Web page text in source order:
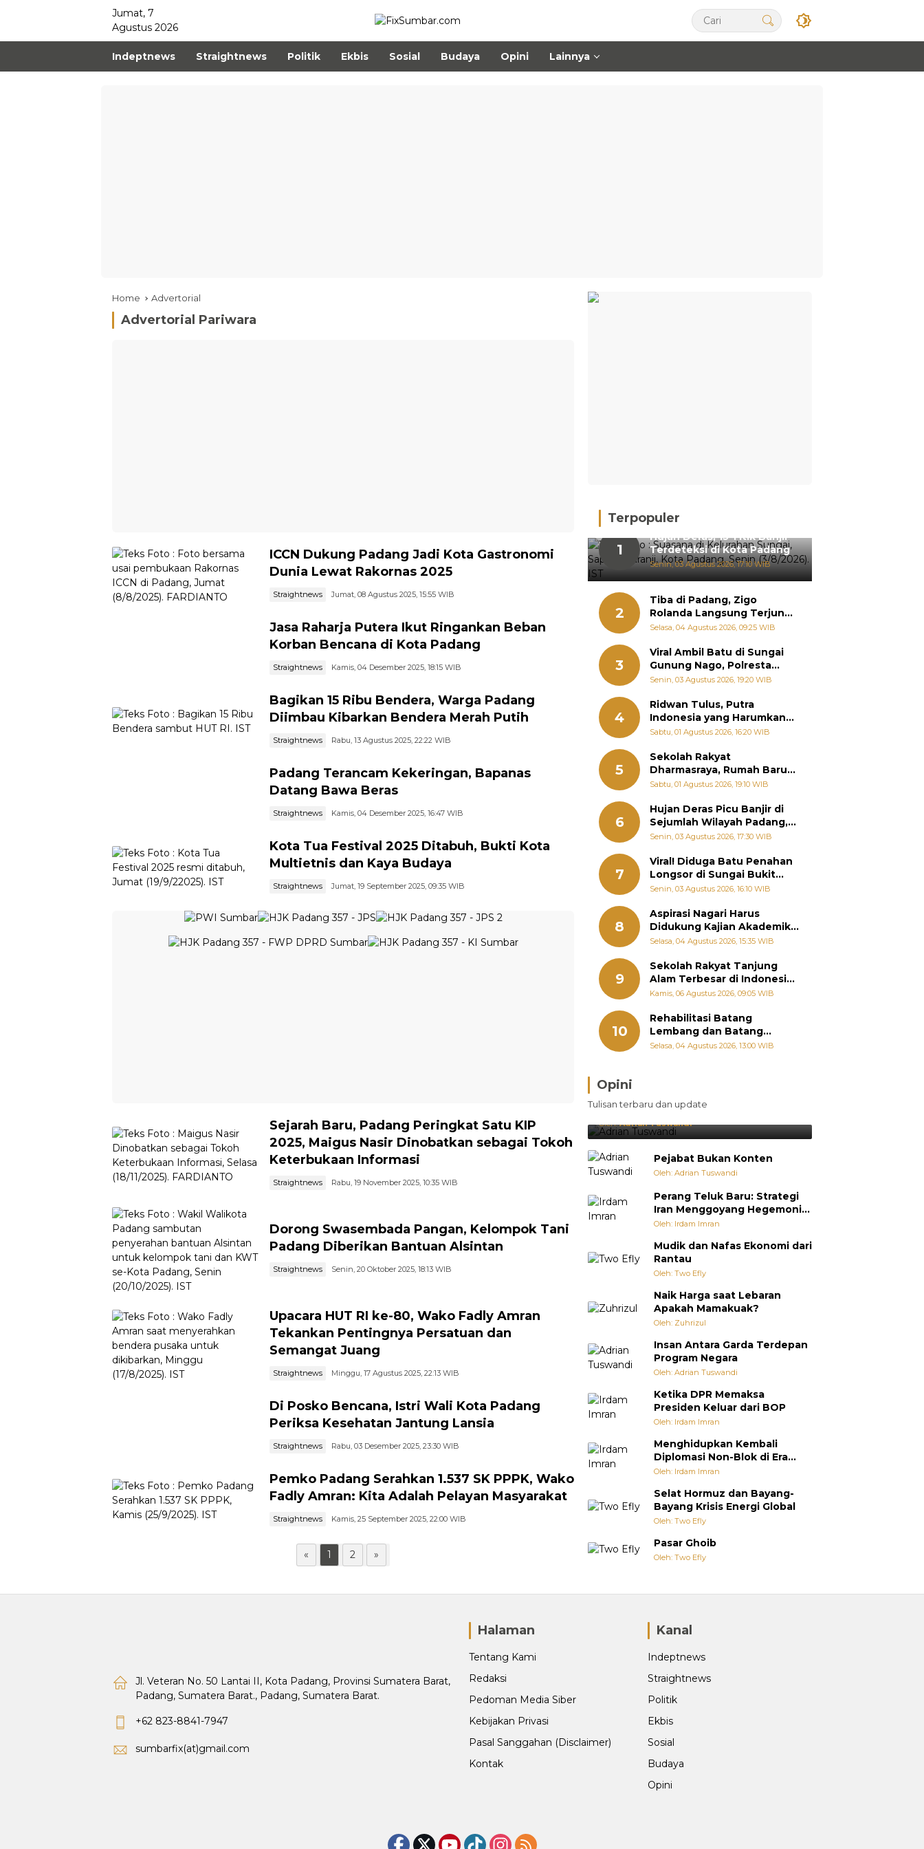
Jumat, 7
Agustus 2026
Indeptnews Straightnews Politik Ekbis Sosial Budaya Opini Lainnya
Home Advertorial
Advertorial Pariwara
ICCN Dukung Padang Jadi Kota Gastronomi
Dunia Lewat Rakornas 2025
Straightnews Jumat, 08 Agustus 2025, 15:55 WIB
Jasa Raharja Putera Ikut Ringankan Beban
Korban Bencana di Kota Padang
Straightnews Kamis, 04 Desember 2025, 18:15 WIB
Bagikan 15 Ribu Bendera, Warga Padang
Diimbau Kibarkan Bendera Merah Putih
Straightnews Rabu, 13 Agustus 2025, 22:22 WIB
Padang Terancam Kekeringan, Bapanas
Datang Bawa Beras
Straightnews Kamis, 04 Desember 2025, 16:47 WIB
Kota Tua Festival 2025 Ditabuh, Bukti Kota
Multietnis dan Kaya Budaya
Straightnews Jumat, 19 September 2025, 09:35 WIB
Sejarah Baru, Padang Peringkat Satu KIP
2025, Maigus Nasir Dinobatkan sebagai Tokoh
Keterbukaan Informasi
Straightnews Rabu, 19 November 2025, 10:35 WIB
Dorong Swasembada Pangan, Kelompok Tani
Padang Diberikan Bantuan Alsintan
Straightnews Senin, 20 Oktober 2025, 18:13 WIB
Upacara HUT RI ke-80, Wako Fadly Amran
Tekankan Pentingnya Persatuan dan
Semangat Juang
Straightnews Minggu, 17 Agustus 2025, 22:13 WIB
Di Posko Bencana, Istri Wali Kota Padang
Periksa Kesehatan Jantung Lansia
Straightnews Rabu, 03 Desember 2025, 23:30 WIB
Pemko Padang Serahkan 1.537 SK PPPK, Wako
Fadly Amran: Kita Adalah Pelayan Masyarakat
Straightnews Kamis, 25 September 2025, 22:00 WIB
« 1 2 »
Terpopuler
1
Hujan Deras, 15 Titik Banjir
Terdeteksi di Kota Padang
Senin, 03 Agustus 2026, 17:10 WIB
2
Tiba di Padang, Zigo
Rolanda Langsung Terjun
Bantu Warga Terdampak
Selasa, 04 Agustus 2026, 09:25 WIB
3
Viral Ambil Batu di Sungai
Gunung Nago, Polresta
Padang Ungkap Fakta
Senin, 03 Agustus 2026, 19:20 WIB
4
Ridwan Tulus, Putra
Indonesia yang Harumkan
Nama Bangsa hingga
Jepang
Sabtu, 01 Agustus 2026, 16:20 WIB
5
Sekolah Rakyat
Dharmasraya, Rumah Baru
268 Anak Menggapai Mimpi
Kemiskinan
Sabtu, 01 Agustus 2026, 19:10 WIB
6
Hujan Deras Picu Banjir di
Sejumlah Wilayah Padang,
Fadly Amran Perintahkan
Senin, 03 Agustus 2026, 17:30 WIB
7
Viral! Diduga Batu Penahan
Longsor di Sungai Bukit
Nago Padang Diambil, Warga
Senin, 03 Agustus 2026, 16:10 WIB
8
Aspirasi Nagari Harus
Didukung Kajian Akademik,
Zigo Rolanda: Agar Mudah
Kementerian
Selasa, 04 Agustus 2026, 15:35 WIB
9
Sekolah Rakyat Tanjung
Alam Terbesar di Indonesia,
Groundbreaking September
Kamis, 06 Agustus 2026, 09:05 WIB
10
Rehabilitasi Batang
Lembang dan Batang
Gawan Segera Dimulai, Zigo
Selasa, 04 Agustus 2026, 13:00 WIB
Opini
Tulisan terbaru dan update
Brasil Lebih Diunggulkan, tetapi
Jepang Selalu Punya Cara Membuat
Kejutan
Oleh:Adrian Tuswandi
Pejabat Bukan Konten
Oleh: Adrian Tuswandi
Perang Teluk Baru: Strategi
Iran Menggoyang Hegemoni
AS dari Dalam
Oleh: Irdam Imran
Mudik dan Nafas Ekonomi dari
Rantau
Oleh: Two Efly
Naik Harga saat Lebaran
Apakah Mamakuak?
Oleh: Zuhrizul
Insan Antara Garda Terdepan
Program Negara
Oleh: Adrian Tuswandi
Ketika DPR Memaksa
Presiden Keluar dari BOP
Oleh: Irdam Imran
Menghidupkan Kembali
Diplomasi Non-Blok di Era
Multipolar
Oleh: Irdam Imran
Selat Hormuz dan Bayang-
Bayang Krisis Energi Global
Oleh: Two Efly
Pasar Ghoib
Oleh: Two Efly
Jl. Veteran No. 50 Lantai II, Kota Padang, Provinsi Sumatera Barat,
Padang, Sumatera Barat., Padang, Sumatera Barat.
+62 823-8841-7947
sumbarfix(at)gmail.com
Halaman
Tentang Kami
Redaksi
Pedoman Media Siber
Kebijakan Privasi
Pasal Sanggahan (Disclaimer)
Kontak
Kanal
Indeptnews
Straightnews
Politik
Ekbis
Sosial
Budaya
Opini